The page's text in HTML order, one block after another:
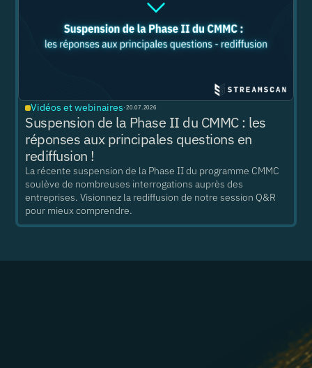
Vidéos et webinaires ·20.07.2026
Suspension de la Phase II du CMMC : les
réponses aux principales questions en
rediffusion !
La récente suspension de la Phase II du programme CMMC
soulève de nombreuses interrogations auprès des
entreprises. Visionnez la rediffusion de notre session Q&R
pour mieux comprendre.